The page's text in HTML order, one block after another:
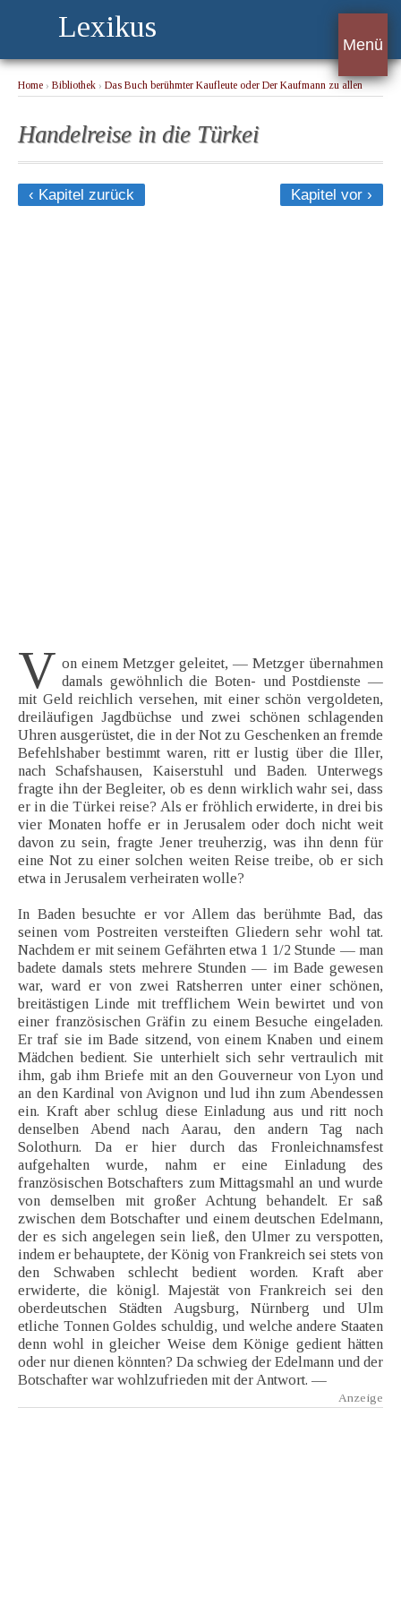
Lexikus
Menü
Home › Bibliothek › Das Buch berühmter Kaufleute oder Der Kaufmann zu allen
Handelreise in die Türkei
‹ Kapitel zurück Kapitel vor ›
V on einem Metzger geleitet, — Metzger übernahmen
damals gewöhnlich die Boten- und Postdienste —
mit Geld reichlich versehen, mit einer schön vergoldeten,
dreiläufigen Jagdbüchse und zwei schönen schlagenden
Uhren ausgerüstet, die in der Not zu Geschenken an fremde
Befehlshaber bestimmt waren, ritt er lustig über die Iller,
nach Schafshausen, Kaiserstuhl und Baden. Unterwegs
fragte ihn der Begleiter, ob es denn wirklich wahr sei, dass
er in die Türkei reise? Als er fröhlich erwiderte, in drei bis
vier Monaten hoffe er in Jerusalem oder doch nicht weit
davon zu sein, fragte Jener treuherzig, was ihn denn für
eine Not zu einer solchen weiten Reise treibe, ob er sich
etwa in Jerusalem verheiraten wolle?
In Baden besuchte er vor Allem das berühmte Bad, das
seinen vom Postreiten versteiften Gliedern sehr wohl tat.
Nachdem er mit seinem Gefährten etwa 1 1/2 Stunde — man
badete damals stets mehrere Stunden — im Bade gewesen
war, ward er von zwei Ratsherren unter einer schönen,
breitästigen Linde mit trefflichem Wein bewirtet und von
einer französischen Gräfin zu einem Besuche eingeladen.
Er traf sie im Bade sitzend, von einem Knaben und einem
Mädchen bedient. Sie unterhielt sich sehr vertraulich mit
ihm, gab ihm Briefe mit an den Gouverneur von Lyon und
an den Kardinal von Avignon und lud ihn zum Abendessen
ein. Kraft aber schlug diese Einladung aus und ritt noch
denselben Abend nach Aarau, den andern Tag nach
Solothurn. Da er hier durch das Fronleichnamsfest
aufgehalten wurde, nahm er eine Einladung des
französischen Botschafters zum Mittagsmahl an und wurde
von demselben mit großer Achtung behandelt. Er saß
zwischen dem Botschafter und einem deutschen Edelmann,
der es sich angelegen sein ließ, den Ulmer zu verspotten,
indem er behauptete, der König von Frankreich sei stets von
den Schwaben schlecht bedient worden. Kraft aber
erwiderte, die königl. Majestät von Frankreich sei den
oberdeutschen Städten Augsburg, Nürnberg und Ulm
etliche Tonnen Goldes schuldig, und welche andere Staaten
denn wohl in gleicher Weise dem Könige gedient hätten
oder nur dienen könnten? Da schwieg der Edelmann und der
Botschafter war wohlzufrieden mit der Antwort. —